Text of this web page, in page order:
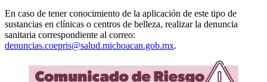
En caso de tener conocimiento de la aplicación de este tipo de
sustancias en clínicas o centros de belleza, realizar la denuncia
sanitaria correspondiente al correo:
denuncias.coepris@salud.michoacan.gob.mx.